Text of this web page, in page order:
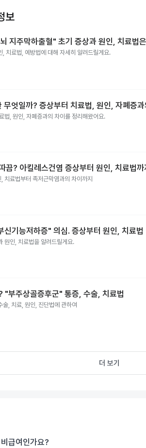
보
지주막하출혈" 초기 증상과 원인, 치료법
, 치료법, 예방법에 대해 자세히 알려드릴게요.
무엇일까? 증상부터 치료법, 원인, 자폐증과
법, 원인, 자폐증과의 차이를 정리해왔어요.
끔? 아킬레스건염 증상부터 원인, 치료법까
치료법부터 족저근막염과의 차이까지
신기능저하증" 의심. 증상부터 원인, 치료법
원인, 치료법을 알려드릴게요.
"부주상골증후군" 통증, 수술, 치료법
, 치료, 원인, 진단법에 관하여
더 보기
급여인가요?